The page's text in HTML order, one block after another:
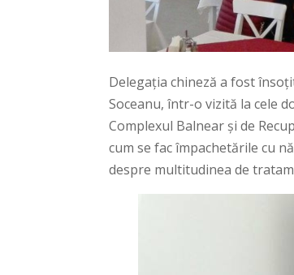
Delegaţia chineză a fost
Soceanu, într-o vizită la cele
Complexul Balnear și de
cum se fac împachetările cu
despre multitudinea de